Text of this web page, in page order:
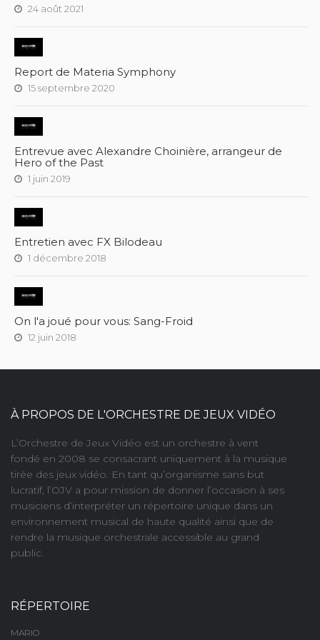
24 août 2021
Report de Materia Symphony
15 septembre 2020
Entrevue avec Alexandre Choinière, arrangeur de
Hero of the Past
1 juin 2019
Entretien avec FX Bilodeau
1 décembre 2018
On l'a joué pour vous: Sang-Froid
12 juin 2018
À PROPOS DE L'ORCHESTRE DE JEUX VIDÉO
L’Orchestre de Jeux Vidéo est un orchestre à vent
fondé en 2008 se consacrant uniquement à la musique
tirée des jeux vidéo. En tant qu’organisme sans but
lucratif, l’OJV a pour mission de donner l’occasion à ses
musiciens d’interpréter un répertoire unique dans un
environnement musical de haute qualité ainsi que de
rendre la musique orchestrale accessible au grand
public.
RÉPERTOIRE
MARIO